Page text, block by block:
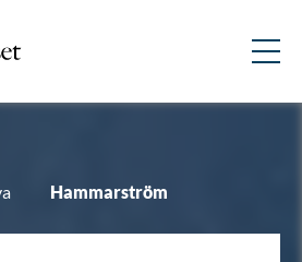
Hammarström